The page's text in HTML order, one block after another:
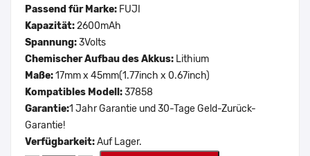
Passend für Marke: FUJI
Kapazität:2600mAh
Spannung:3Volts
Chemischer Aufbau des Akkus: Lithium
Maße:17mm x 45mm(1.77inch x 0.67inch)
Kompatibles Modell:37858
Garantie:1 Jahr Garantie und 30-Tage Geld-Zurück-
Garantie!
Verfügbarkeit:Auf Lager.